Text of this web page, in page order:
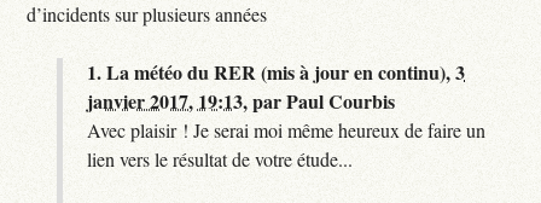
d’incidents sur plusieurs années
1.La météo du RER (mis à jour en continu),3
janvier 2017, 19:13,parPaul Courbis
Avec plaisir ! Je serai moi même heureux de faire un
lien vers le résultat de votre étude...